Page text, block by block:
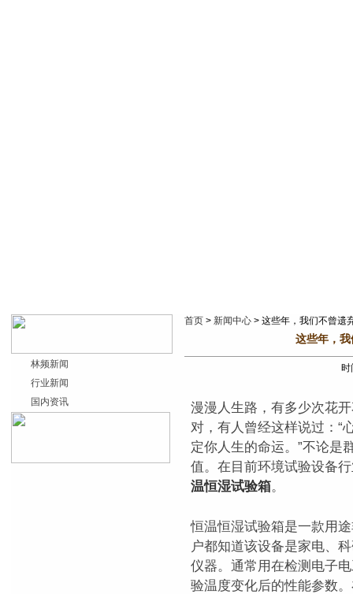
林频新闻
行业新闻
国内资讯
首页 > 新闻中心 > 这些年，我们不曾遗
这些年，
漫漫人生路，有多少次花
对，有人曾经这样说过：“
定你人生的命运。”不论是
值。在目前环境试验设备
温恒湿试验箱。
恒温恒湿试验箱是一款用
户都知道该设备是家电、
仪器。通常用在检测电子
验温度变化后的性能参数